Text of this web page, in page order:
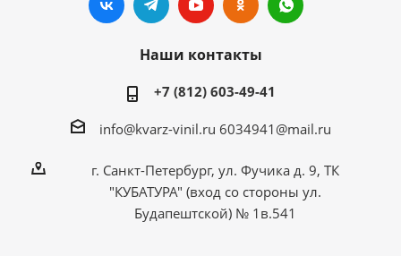
Наши контакты
+7 (812) 603-49-41
info@kvarz-vinil.ru 6034941@mail.ru
г. Санкт-Петербург, ул. Фучика д. 9, ТК
"КУБАТУРА" (вход со стороны ул.
Будапештской) № 1в.541